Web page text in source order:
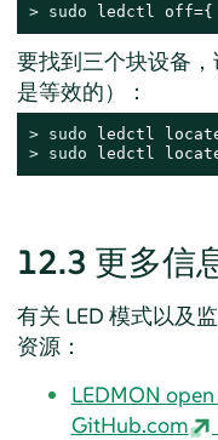
> sudo ledctl off={
要找到三个块设备
是等效的）：
> sudo
> sudo ledctl
12.3 更多信
有关 LED 模式以及
资源：
LEDMON
GitHub.com